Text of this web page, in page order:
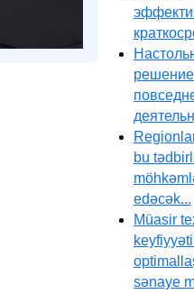
bu
edəcək...
Müasir
sənaye